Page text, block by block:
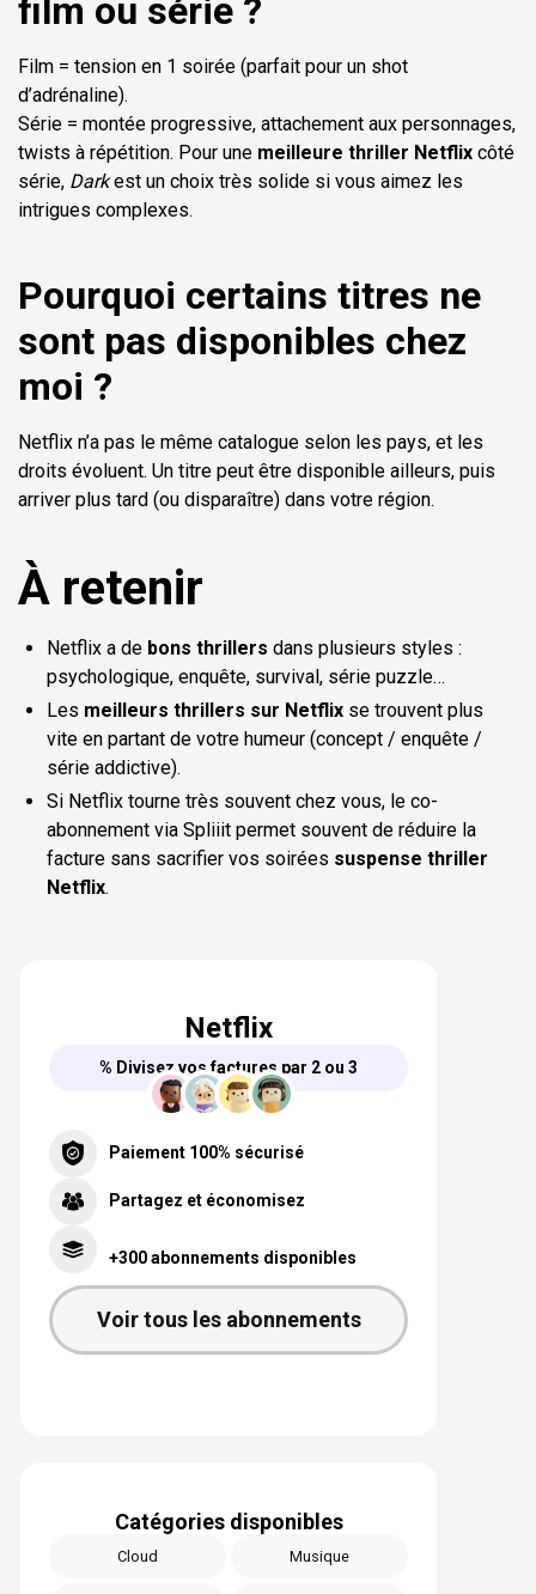
film ou série ?
Film = tension en 1 soirée (parfait pour un shot
d’adrénaline).
Série = montée progressive, attachement aux personnages,
twists à répétition. Pour une meilleure thriller Netflix côté
série, Darkest un choix très solide si vous aimez les
intrigues complexes.
Pourquoi certains titres ne
sont pas disponibles chez
moi ?
Netflix n’a pas le même catalogue selon les pays, et les
droits évoluent. Un titre peut être disponible ailleurs, puis
arriver plus tard (ou disparaître) dans votre région.
À retenir
Netflix a de bons thrillers dans plusieurs styles :
psychologique, enquête, survival, série puzzle…
Les meilleurs thrillers sur Netflix se trouvent plus
vite en partant de votre humeur (concept / enquête /
série addictive).
Si Netflix tourne très souvent chez vous, le co-
abonnement via Spliiit permet souvent de réduire la
facture sans sacrifier vos soirées suspense thriller
Netflix.
Netflix
% Divisez vos factures par 2 ou 3
Paiement 100% sécurisé
Partagez et économisez
+300 abonnements disponibles
Voir tous les abonnements
Catégories disponibles
Cloud Musique